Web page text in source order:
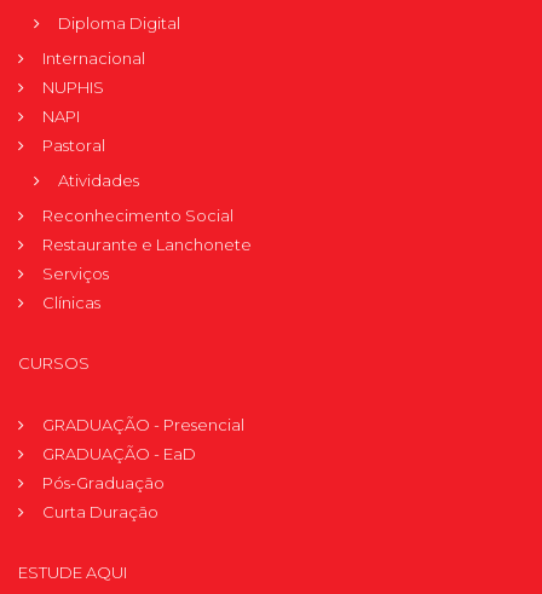
Diploma Digital
Internacional
NUPHIS
NAPI
Pastoral
Atividades
Reconhecimento Social
Restaurante e Lanchonete
Serviços
Clínicas
CURSOS
GRADUAÇÃO - Presencial
GRADUAÇÃO - EaD
Pós-Graduação
Curta Duração
ESTUDE AQUI